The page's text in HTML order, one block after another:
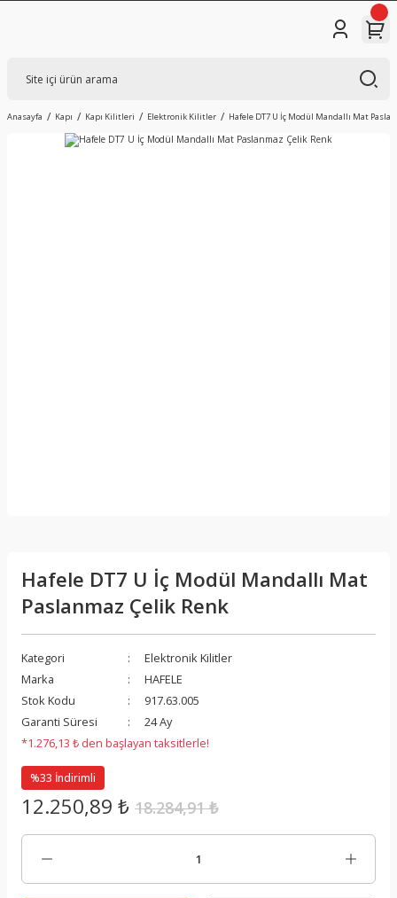
Anasayfa Kapı Kapı Kilitleri Elektronik Kilitler Hafele DT7 U İç Modül Mandallı Mat
Hafele DT7 U İç Modül Mandallı Mat
Paslanmaz Çelik Renk
Kategori
Elektronik Kilitler
Marka
HAFELE
Stok Kodu
917.63.005
Garanti Süresi
24 Ay
*1.276,13 ₺ den başlayan taksitlerle!
%33 İndirimli
12.250,89 ₺ 18.284,91 ₺